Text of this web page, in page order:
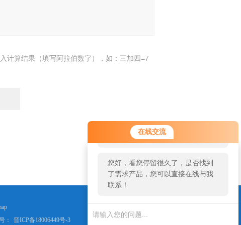
在线交流
您好！欢迎前来咨询，很高兴为您
服务，请问您要咨询什么问题呢？
您好，看您停留很久了，是否找到
了需求产品，您可以直接在线与我
联系！
计算结果（填写阿拉伯数字），如：三加四=7
： 晋ICP备18006449号-3